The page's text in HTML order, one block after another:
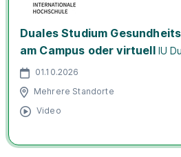
Duales Studium
am Campus oder virtuell IU
01.10.2026
Mehrere Standorte
Video